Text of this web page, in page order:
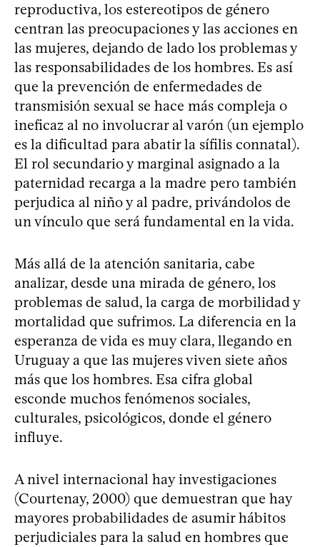
reproductiva, los estereotipos de género
centran las preocupaciones y las acciones en
las mujeres, dejando de lado los problemas y
las responsabilidades de los hombres. Es así
que la prevención de enfermedades de
transmisión sexual se hace más compleja o
ineficaz al no involucrar al varón (un ejemplo
es la dificultad para abatir la sífilis connatal).
El rol secundario y marginal asignado a la
paternidad recarga a la madre pero también
perjudica al niño y al padre, privándolos de
un vínculo que será fundamental en la vida.
Más allá de la atención sanitaria, cabe
analizar, desde una mirada de género, los
problemas de salud, la carga de morbilidad y
mortalidad que sufrimos. La diferencia en la
esperanza de vida es muy clara, llegando en
Uruguay a que las mujeres viven siete años
más que los hombres. Esa cifra global
esconde muchos fenómenos sociales,
culturales, psicológicos, donde el género
influye.
A nivel internacional hay investigaciones
(Courtenay, 2000) que demuestran que hay
mayores probabilidades de asumir hábitos
perjudiciales para la salud en hombres que